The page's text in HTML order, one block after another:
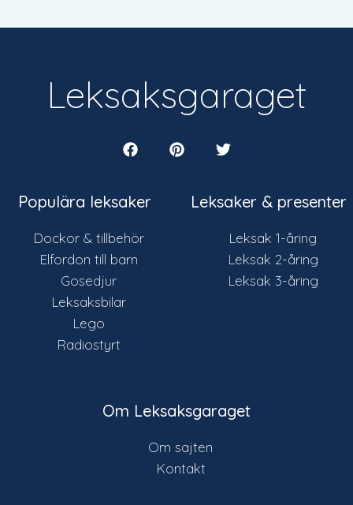
Populära leksaker
Dockor & tillbehör
Elfordon till barn
Gosedjur
Leksaksbilar
Lego
Radiostyrt
Leksaksgaraget
Leksaker & presenter
Leksak 1-åring
Leksak 2-åring
Leksak 3-åring
Om Leksaksgaraget
Om sajten
Kontakt